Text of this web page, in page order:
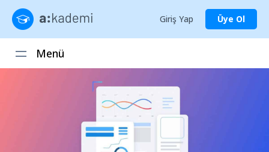
Giriş Yap Üye Ol
Menü